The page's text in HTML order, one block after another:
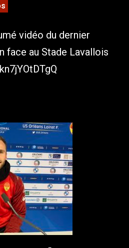
vidéo du dernier
face au Stade Lavallois